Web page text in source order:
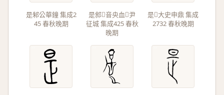
是邾公華鐘 集成2
45 春秋晚期
是䣄音央血尹
征城 集成425 春秋
晚期
是大史申鼎 集成
2732 春秋晚期